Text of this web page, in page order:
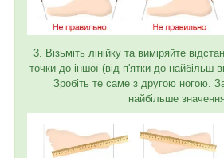
3. Візьміть лінійку та виміряйте
точки до іншої (від п'ятки до найбільш
Зробіть те саме з другою ногою.
найбільше